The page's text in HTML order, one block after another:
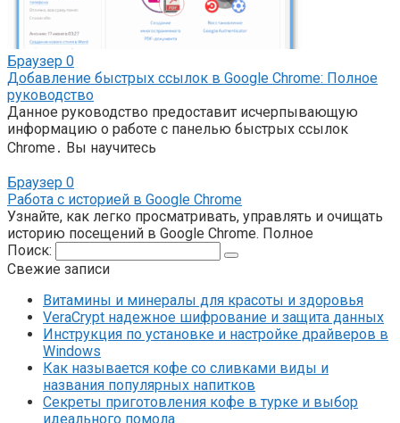
Браузер 0
Добавление быстрых ссылок в Google Chrome: Полное
руководство
Данное руководство предоставит исчерпывающую
информацию о работе с панелью быстрых ссылок
Chrome․ Вы научитесь
Браузер 0
Работа с историей в Google Chrome
Узнайте, как легко просматривать, управлять и очищать
историю посещений в Google Chrome. Полное
Поиск:
Свежие записи
Витамины и минералы для красоты и здоровья
VeraCrypt надежное шифрование и защита данных
Инструкция по установке и настройке драйверов в
Windows
Как называется кофе со сливками виды и
названия популярных напитков
Секреты приготовления кофе в турке и выбор
идеального помола